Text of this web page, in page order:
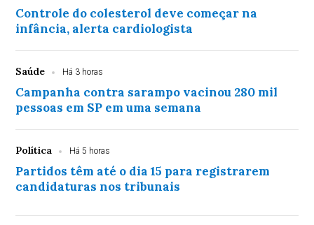
Controle do colesterol deve começar na
infância, alerta cardiologista
Saúde Há 3 horas
Campanha contra sarampo vacinou 280 mil
pessoas em SP em uma semana
Política Há 5 horas
Partidos têm até o dia 15 para registrarem
candidaturas nos tribunais